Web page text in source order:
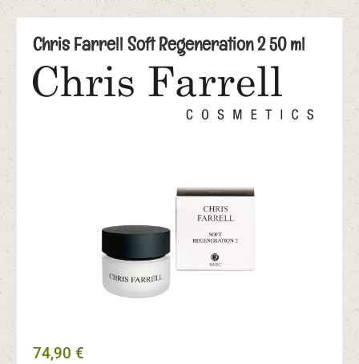
Chris Farrell Soft Regeneration 2 50 ml
Regulärer Preis:
74,90 €